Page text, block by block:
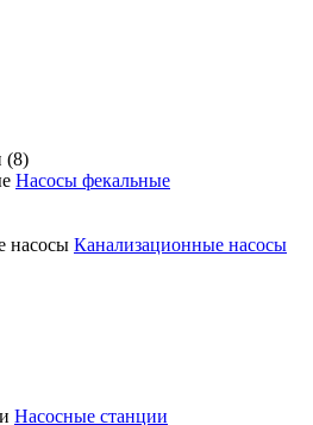
(8)
Насосы фекальные
Канализационные насосы
Насосные станции